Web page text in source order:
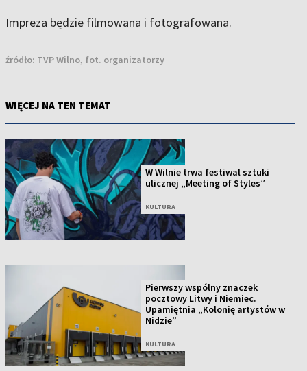
Impreza będzie filmowana i fotografowana.
źródło: TVP Wilno, fot. organizatorzy
WIĘCEJ NA TEN TEMAT
W Wilnie trwa festiwal sztuki
ulicznej „Meeting of Styles”
KULTURA
Pierwszy wspólny znaczek
pocztowy Litwy i Niemiec.
Upamiętnia „Kolonię artystów w
Nidzie”
KULTURA